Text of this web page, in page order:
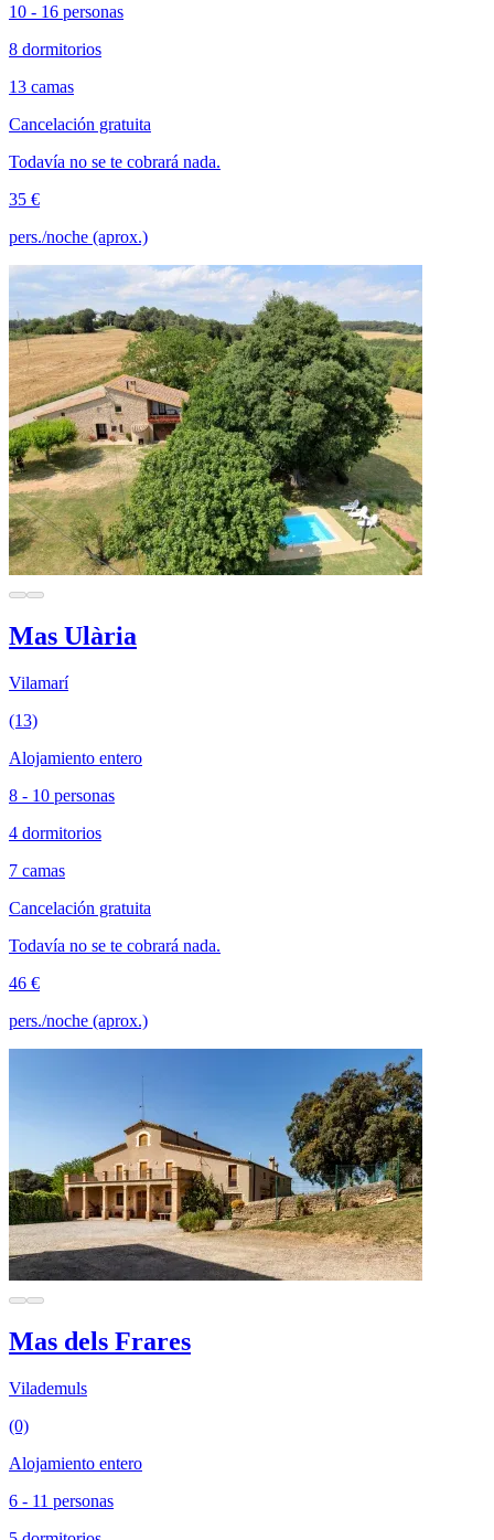
10 - 16 personas
8 dormitorios
13 camas
Cancelación gratuita
Todavía no se te cobrará nada.
35 €
pers./noche (aprox.)
Mas Ulària
Vilamarí
(13)
Alojamiento entero
8 - 10 personas
4 dormitorios
7 camas
Cancelación gratuita
Todavía no se te cobrará nada.
46 €
pers./noche (aprox.)
Mas dels Frares
Vilademuls
(0)
Alojamiento entero
6 - 11 personas